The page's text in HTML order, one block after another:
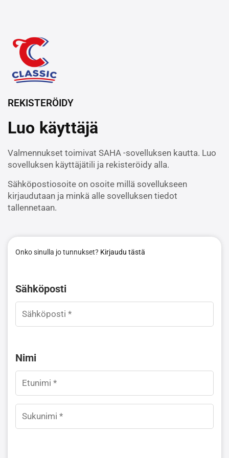
REKISTERÖIDY
Luo käyttäjä
Valmennukset toimivat SAHA -sovelluksen kautta. Luo
sovelluksen käyttäjätili ja rekisteröidy alla.
Sähköpostiosoite on osoite millä sovellukseen
kirjaudutaan ja minkä alle sovelluksen tiedot
tallennetaan.
Onko sinulla jo tunnukset? Kirjaudu tästä
Sähköposti
Nimi